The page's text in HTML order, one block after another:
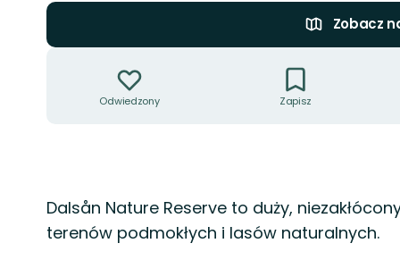
Zobacz
Odwiedzony Zapisz
Opis
Dalsån Nature Reserve to duży,
terenów podmokłych i lasów naturalnych.